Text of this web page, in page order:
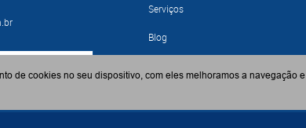
CATÁLOGO
Serviços
Blog
de cookies no seu dispositivo, com eles melhoramos a navegação e